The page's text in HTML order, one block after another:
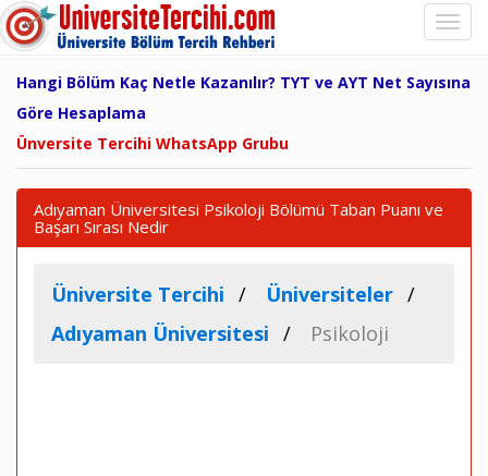
Hangi Bölüm Kaç Netle Kazanılır? TYT ve AYT Net Sayısına
Göre Hesaplama
Ünversite Tercihi WhatsApp Grubu
Adıyaman Üniversitesi Psikoloji Bölümü Taban Puanı ve
Başarı Sırası Nedir
Üniversite Tercihi
Üniversiteler
Adıyaman Üniversitesi
Psikoloji